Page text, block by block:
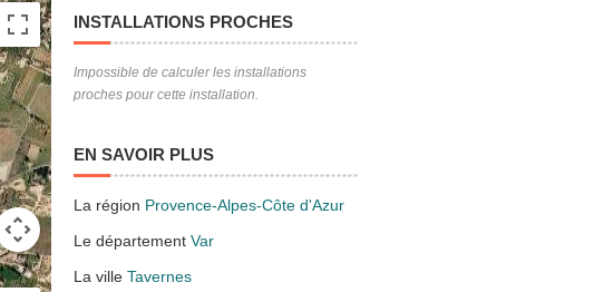
INSTALLATIONS PROCHES
Impossible de calculer les installations
proches pour cette installation.
EN SAVOIR PLUS
La région Provence-Alpes-Côte d'Azur
Le département Var
La ville Tavernes